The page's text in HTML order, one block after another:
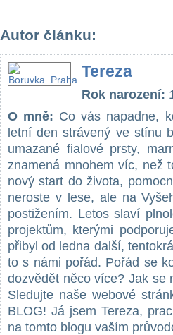
Autor článku:
Tereza
Rok narození:
O mně: Co vás napadne,
letní den strávený ve stínu
umazané fialové prsty,
znamená mnohem víc, než
nový start do života,
neroste v lese, ale na
postižením. Letos slaví
projektům, kterými
přibyl od ledna další,
to s námi pořád. Pořád se
dozvědět něco více? Jak se
Sledujte naše webové
BLOG! Já jsem Tereza,
na tomto blogu vaším